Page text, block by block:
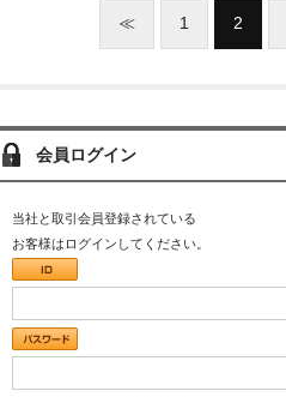
≪ 1 2
会員ログイン
当社と取引会員登録されている
お客様はログインしてください。